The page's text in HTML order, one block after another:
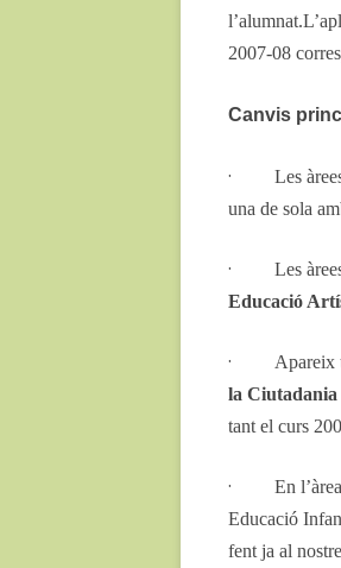
l’alumnat.
2007-08
Canvis
·
Les
una de sola
·
Les
Educació
· Apareix
la Ciutadania
tant el curs
· En
Educació
fent ja al